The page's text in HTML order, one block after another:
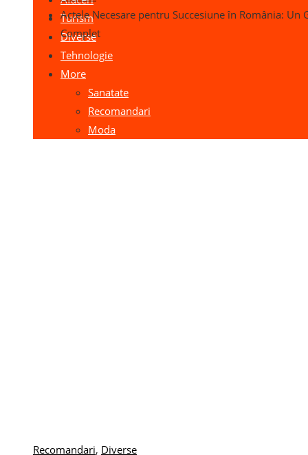
Turism
Diverse
Tehnologie
More
Sanatate
Recomandari
Moda
Actele Necesare pentru Succesiune în România: Un
Complet
Recomandari, Diverse